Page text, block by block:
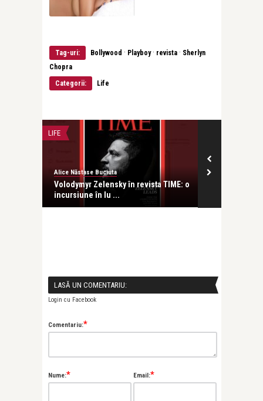
Tag-uri: Bollywood · Playboy· revista · Sherlyn
Chopra
Categorii:
Life
LIFE
Alice Năstase Buciuta
Volodymyr Zelensky în revista TIME: o
incursiune în lu ...
LASĂ UN COMENTARIU:
Login cu Facebook
Comentariu:*
Nume:* Email:*